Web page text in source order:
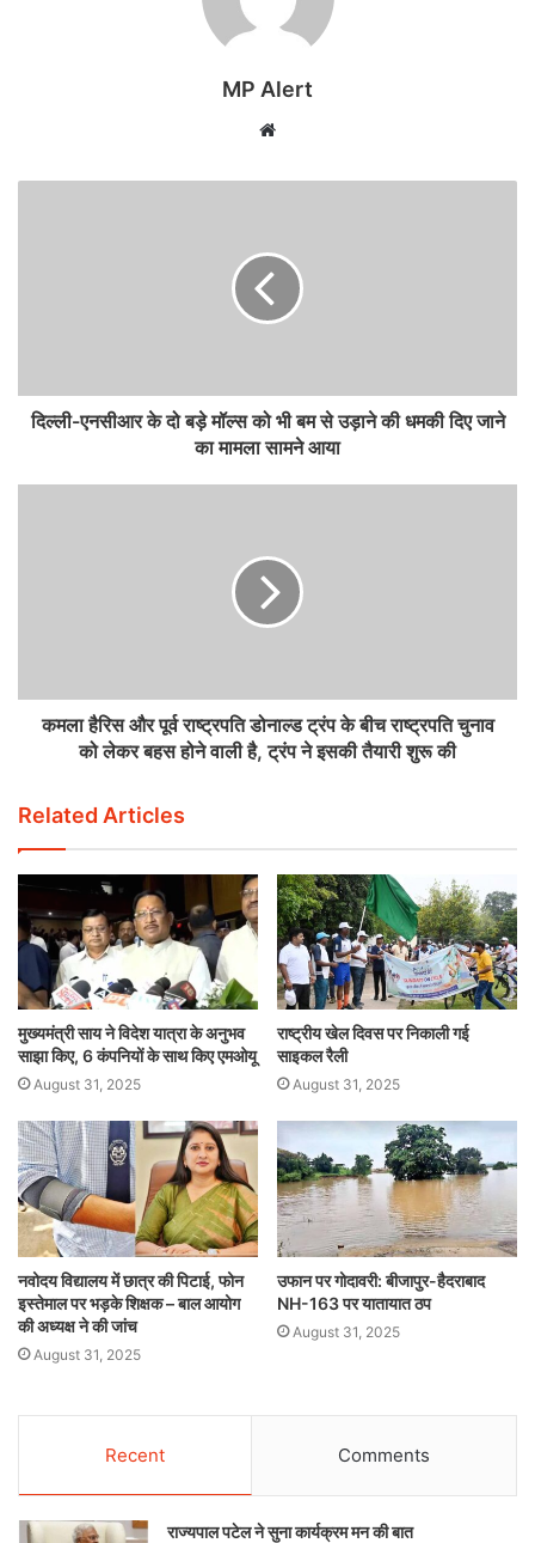
MP Alert
Website
दिल्ली-एनसीआर के दो बड़े मॉल्स को भी बम से उड़ाने की धमकी दिए जाने
का मामला सामने आया
कमला हैरिस और पूर्व राष्ट्रपति डोनाल्ड ट्रंप के बीच राष्ट्रपति चुनाव
को लेकर बहस होने वाली है, ट्रंप ने इसकी तैयारी शुरू की
Related Articles
मुख्यमंत्री साय ने विदेश यात्रा के अनुभव
साझा किए, 6 कंपनियों के साथ किए एमओयू
August 31, 2025
राष्ट्रीय खेल दिवस पर निकाली गई
साइकल रैली
August 31, 2025
नवोदय विद्यालय में छात्र की पिटाई, फोन
इस्तेमाल पर भड़के शिक्षक – बाल आयोग
की अध्यक्ष ने की जांच
August 31, 2025
उफान पर गोदावरी: बीजापुर-हैदराबाद
NH-163 पर यातायात ठप
August 31, 2025
Recent Comments
राज्यपाल पटेल ने सुना कार्यक्रम मन की बात